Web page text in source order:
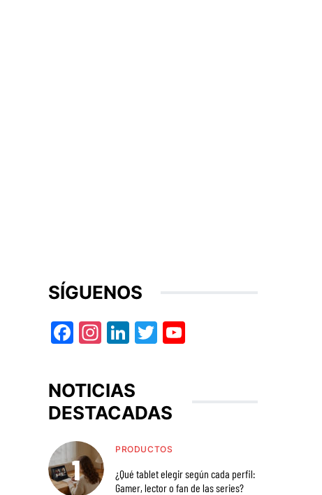
SÍGUENOS
Facebook
Instagram
LinkedIn
Twitter
NOTICIAS
DESTACADAS
PRODUCTOS
¿Qué tablet elegir según cada perfil:
Gamer, lector o fan de las series?